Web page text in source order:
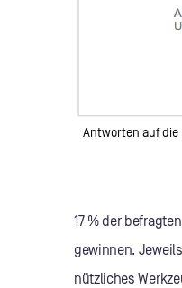
Antworten auf die
17 % der
gewinnen.
nützliches